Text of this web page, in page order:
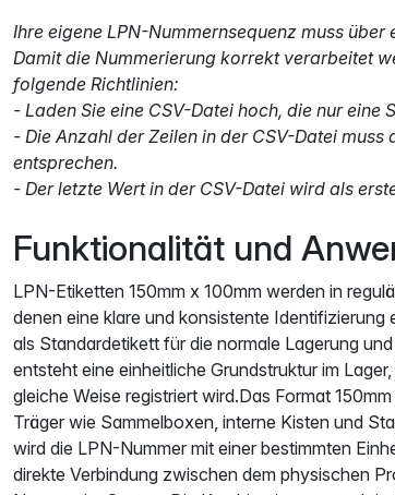
Ihre eigene LPN-Nummernsequenz muss
Damit die Nummerierung korrekt verarbeitet
folgende Richtlinien:
- Laden Sie eine CSV-Datei hoch, die nur eine
- Die Anzahl der Zeilen in der CSV-Datei
entsprechen.
- Der letzte Wert in der CSV-Datei wird als
Funktionalität und
LPN-Etiketten 150mm x 100mm werden in
denen eine klare und konsistente
als Standardetikett für die normale Lagerung
entsteht eine einheitliche Grundstruktur im
gleiche Weise registriert wird.Das Format
Träger wie Sammelboxen, interne Kisten und
wird die LPN-Nummer mit einer bestimmten
direkte Verbindung zwischen dem physischen